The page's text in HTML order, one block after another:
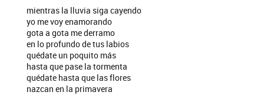
mientras la lluvia siga cayendo
yo me voy enamorando
gota a gota me derramo
en lo profundo de tus labios
quédate un poquito más
hasta que pase la tormenta
quédate hasta que las flores
nazcan en la primavera